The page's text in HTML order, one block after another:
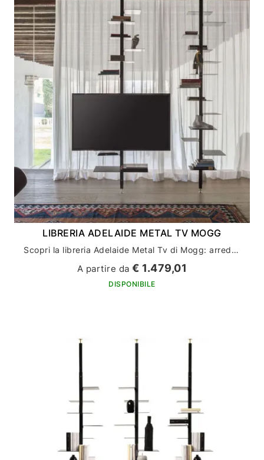
LIBRERIA ADELAIDE METAL TV MOGG
Scopri la libreria Adelaide Metal Tv di Mogg: arredamento casa di design
A partire da€ 1.479,01
DISPONIBILE